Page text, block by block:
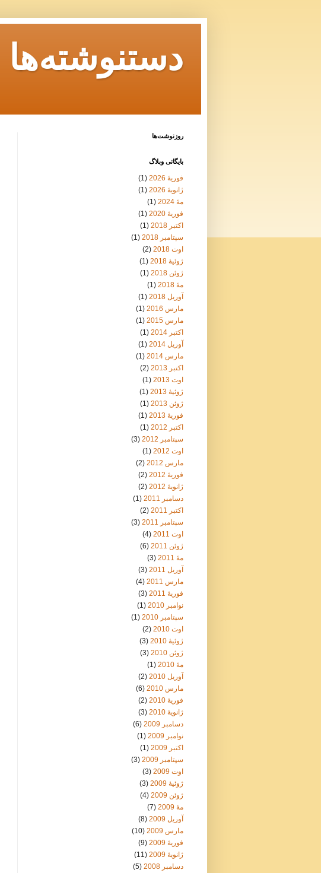
دستنوشته‌ها
روزنوشت‌ها
بايگانی وبلاگ
فوریهٔ 2026
(1)
ژانویهٔ 2026
(1)
مهٔ 2024
(1)
فوریهٔ 2020
(1)
اکتبر 2018
(1)
سپتامبر 2018
(1)
اوت 2018
(2)
ژوئیهٔ 2018
(1)
ژوئن 2018
(1)
مهٔ 2018
(1)
آوریل 2018
(1)
مارس 2016
(1)
مارس 2015
(1)
اکتبر 2014
(1)
آوریل 2014
(1)
مارس 2014
(1)
اکتبر 2013
(2)
اوت 2013
(1)
ژوئیهٔ 2013
(1)
ژوئن 2013
(1)
فوریهٔ 2013
(1)
اکتبر 2012
(1)
سپتامبر 2012
(3)
اوت 2012
(1)
مارس 2012
(2)
فوریهٔ 2012
(2)
ژانویهٔ 2012
(2)
دسامبر 2011
(1)
اکتبر 2011
(2)
سپتامبر 2011
(3)
اوت 2011
(4)
ژوئن 2011
(6)
مهٔ 2011
(3)
آوریل 2011
(3)
مارس 2011
(4)
فوریهٔ 2011
(3)
نوامبر 2010
(1)
سپتامبر 2010
(1)
اوت 2010
(2)
ژوئیهٔ 2010
(3)
ژوئن 2010
(3)
مهٔ 2010
(1)
آوریل 2010
(2)
مارس 2010
(6)
فوریهٔ 2010
(2)
ژانویهٔ 2010
(3)
دسامبر 2009
(6)
نوامبر 2009
(1)
اکتبر 2009
(1)
سپتامبر 2009
(3)
اوت 2009
(3)
ژوئیهٔ 2009
(3)
ژوئن 2009
(4)
مهٔ 2009
(7)
آوریل 2009
(8)
مارس 2009
(10)
فوریهٔ 2009
(9)
ژانویهٔ 2009
(11)
دسامبر 2008
(5)